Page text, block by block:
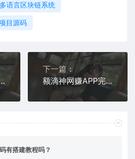
多语言区块链系统
目源码
码 – 支持多币种理财系统
下一篇：
额滴神网赚APP完整源码打包 | 支持广告+试玩+任务模式多种变现玩法
有搭建教程吗？